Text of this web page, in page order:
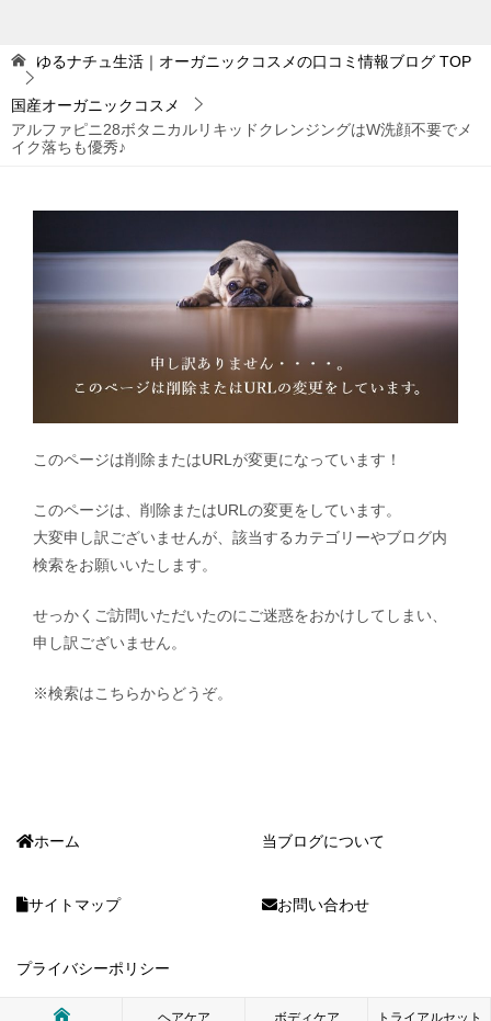
ゆるナチュ生活｜オーガニックコスメの口コミ情報ブログ TOP
国産オーガニックコスメ
アルファピニ28ボタニカルリキッドクレンジングはW洗顔不要でメ
イク落ちも優秀♪
このページは削除またはURLが変更になっています！
このページは、削除またはURLの変更をしています。
大変申し訳ございませんが、該当するカテゴリーやブログ内
検索をお願いいたします。
せっかくご訪問いただいたのにご迷惑をおかけしてしまい、
申し訳ございません。
※検索はこちらからどうぞ。
ホーム 当ブログについて
サイトマップ お問い合わせ
プライバシーポリシー
ヘアケア ボディケア トライアルセット